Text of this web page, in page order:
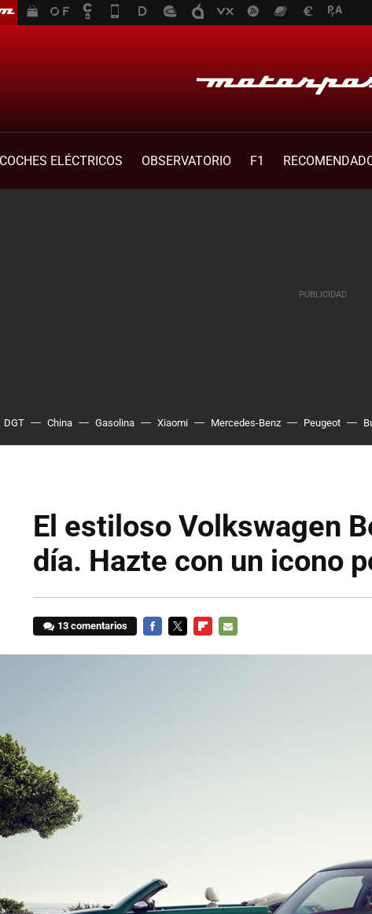
COCHES ELÉCTRICOS OBSERVATORIO F1
DGT China Gasolina Xiaomi Mercedes-Benz Peugeot
El estiloso Volkswagen
día. Hazte con un icono
13 comentarios